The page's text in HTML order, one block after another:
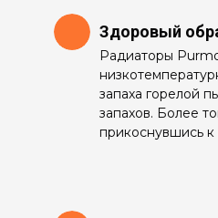
Радиаторы
запаха горелой
запахов. Более
прикоснувшись к
Здоровый